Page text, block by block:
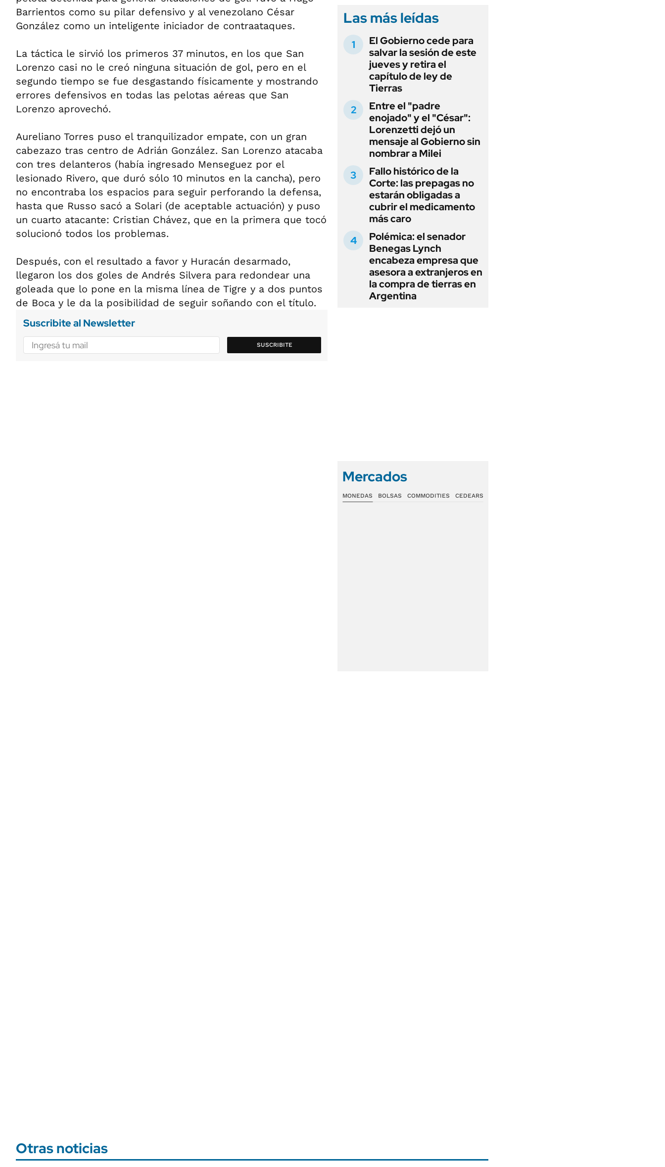
Barrientos como su pilar defensivo y al venezolano César
González como un inteligente iniciador de contraataques.
La táctica le sirvió los primeros 37 minutos, en los que San
Lorenzo casi no le creó ninguna situación de gol, pero en el
segundo tiempo se fue desgastando físicamente y mostrando
errores defensivos en todas las pelotas aéreas que San
Lorenzo aprovechó.
Aureliano Torres puso el tranquilizador empate, con un gran
cabezazo tras centro de Adrián González. San Lorenzo atacaba
con tres delanteros (había ingresado Menseguez por el
lesionado Rivero, que duró sólo 10 minutos en la cancha), pero
no encontraba los espacios para seguir perforando la defensa,
hasta que Russo sacó a Solari (de aceptable actuación) y puso
un cuarto atacante: Cristian Chávez, que en la primera que tocó
solucionó todos los problemas.
Después, con el resultado a favor y Huracán desarmado,
llegaron los dos goles de Andrés Silvera para redondear una
goleada que lo pone en la misma línea de Tigre y a dos puntos
de Boca y le da la posibilidad de seguir soñando con el título.
Suscribite al Newsletter
SUSCRIBITE
Las más leídas
El Gobierno cede para
salvar la sesión de este
jueves y retira el
capítulo de ley de
Tierras
Entre el "padre
enojado" y el "César":
Lorenzetti dejó un
mensaje al Gobierno sin
nombrar a Milei
Fallo histórico de la
Corte: las prepagas no
estarán obligadas a
cubrir el medicamento
más caro
Polémica: el senador
Benegas Lynch
encabeza empresa que
asesora a extranjeros en
la compra de tierras en
Argentina
Mercados
MONEDAS BOLSAS COMMODITIES CEDEARS
Otras noticias